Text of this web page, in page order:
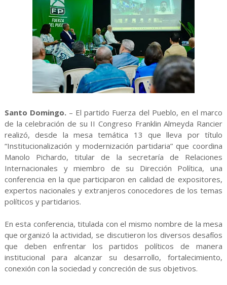
Santo Domingo. – El partido Fuerza del Pueblo, en el marco
de la celebración de su II Congreso Franklin Almeyda Rancier
realizó, desde la mesa temática 13 que lleva por título
“Institucionalización y modernización partidaria” que coordina
Manolo Pichardo, titular de la secretaría de Relaciones
Internacionales y miembro de su Dirección Política, una
conferencia en la que participaron en calidad de expositores,
expertos nacionales y extranjeros conocedores de los temas
políticos y partidarios.
En esta conferencia, titulada con el mismo nombre de la mesa
que organizó la actividad, se discutieron los diversos desafíos
que deben enfrentar los partidos políticos de manera
institucional para alcanzar su desarrollo, fortalecimiento,
conexión con la sociedad y concreción de sus objetivos.